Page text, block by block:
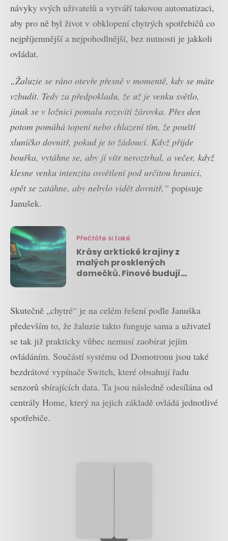
návyky svých uživatelů a vytváří takovou automatizaci,
aby pro ně byl život v obklopení chytrých spotřebičů co
nejpříjemnější a nejpohodlnější, bez nutnosti je jakkoli
ovládat.
„Žaluzie se ráno otevře přesně v momentě, kdy se máte
vzbudit. Tedy za předpokladu, že už je venku světlo,
jinak se v ložnici pomalu rozsvítí žárovka. Přes den
potom pomáhá topení nebo chlazení tím, že pouští
sluníčko dovnitř, pokud je to žádoucí. Když přijde
bouřka, vytáhne se, aby jí vítr neroztrhal, a večer, když
klesne venku intenzita osvětlení pod určitou hranici,
opět se zatáhne, aby nebylo vidět dovnitř,“ popisuje
Janušek.
Přečtěte si také
Krásy arktické krajiny z
malých prosklených
domečků. Finové budují
Skutečně „chytré“ je na celém řešení podle Januška
především to, že žaluzie takto funguje sama a uživatel
se tak již prakticky vůbec nemusí zaobírat jejím
ovládáním. Součástí systému od Domotronu jsou také
bezdrátové vypínače Switch, které obsahují řadu
senzorů sbírajících data. Ta jsou následně odesílána od
centrály Home, který na jejich základě ovládá jednotlivé
spotřebiče.